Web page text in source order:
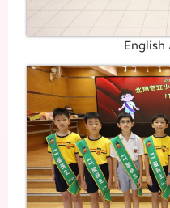
English